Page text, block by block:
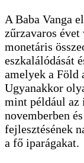
A Baba Vanga
zűrzavaros
monetáris
eszkalálódását
amelyek a Föld
Ugyanakkor
mint például az
novemberben
fejlesztésének
a fő iparágakat.